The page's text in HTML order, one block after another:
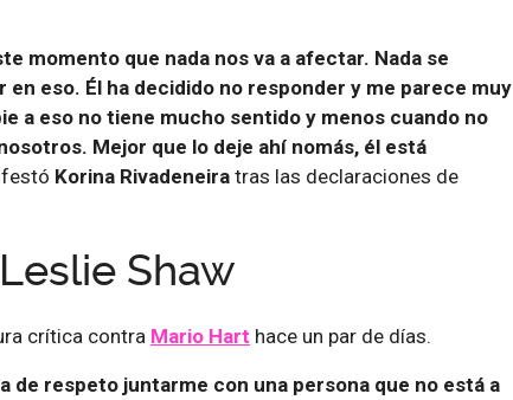
momento que nada nos va a afectar. Nada se
eso. Él ha decidido no responder y me parece muy
a eso no tiene mucho sentido y menos cuando no
Mejor que lo deje ahí nomás, él está
Korina Rivadeneira tras las declaraciones de
Shaw
crítica contra Mario Hart hace un par de días.
de respeto juntarme con una persona que no está a